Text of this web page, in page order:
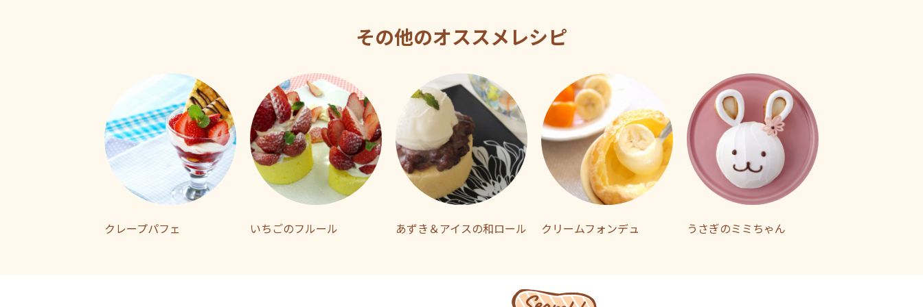
その他のオススメレシピ
クレープパフェ いちごのフルール あずき＆アイスの和ロール クリームフォンデュ うさぎのミミちゃん